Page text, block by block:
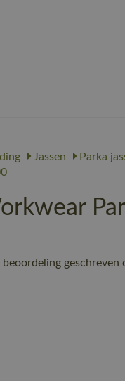
Jassen Parka
beoordeling